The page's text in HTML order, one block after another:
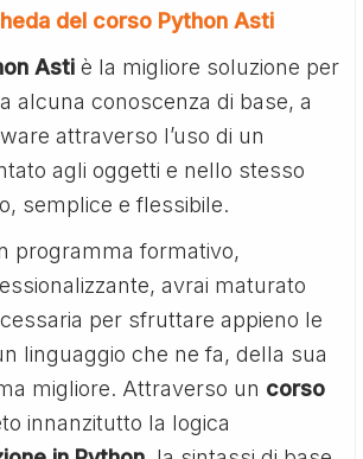
del corso Python Asti
Asti è la migliore soluzione per
alcuna conoscenza di base, a
attraverso l’uso di un
agli oggetti e nello stesso
semplice e flessibile.
programma formativo,
avrai maturato
per sfruttare appieno le
linguaggio che ne fa, della sua
migliore. Attraverso un corso
innanzitutto la logica